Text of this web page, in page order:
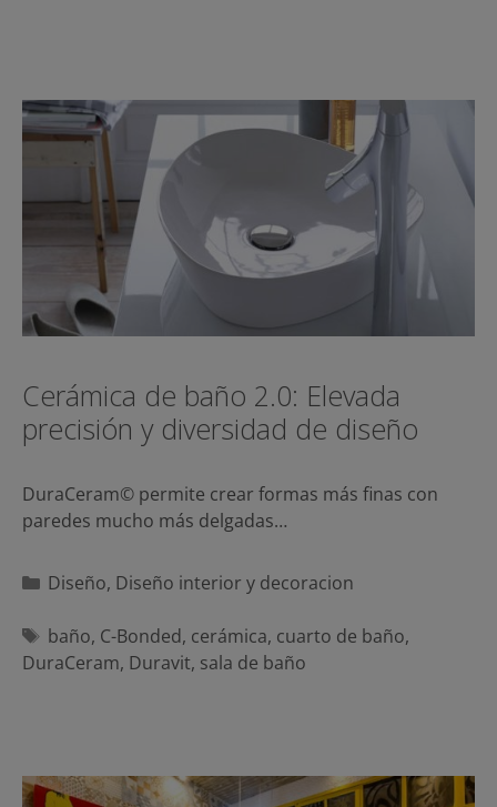
Cerámica de baño 2.0: Elevada
precisión y diversidad de diseño
DuraCeram© permite crear formas más finas con
paredes mucho más delgadas…
Categorías
Diseño, Diseño interior y decoracion
Etiquetas
baño, C-Bonded, cerámica, cuarto de baño,
DuraCeram, Duravit, sala de baño